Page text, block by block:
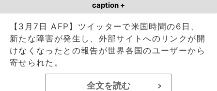
caption +
【3月7日 AFP】ツイッターで米国時間の6日、
新たな障害が発生し、外部サイトへのリンクが開
けなくなったとの報告が世界各国のユーザーから
寄せられた。
全文を読む >